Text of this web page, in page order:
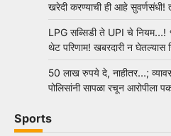
खरेदी करण्याची ही आहे सुवर्णसंधी!
LPG सब्सिडी ते UPI चे नियम…!
थेट परिणाम! खबरदारी न घेतल्यास
50 लाख रुपये दे, नाहीतर…;
पोलिसांनी सापळा रचून आरोपीला
Sports